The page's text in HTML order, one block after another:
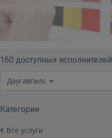
160 доступных исполнителей
Даугавпилс
Категории
Все услуги